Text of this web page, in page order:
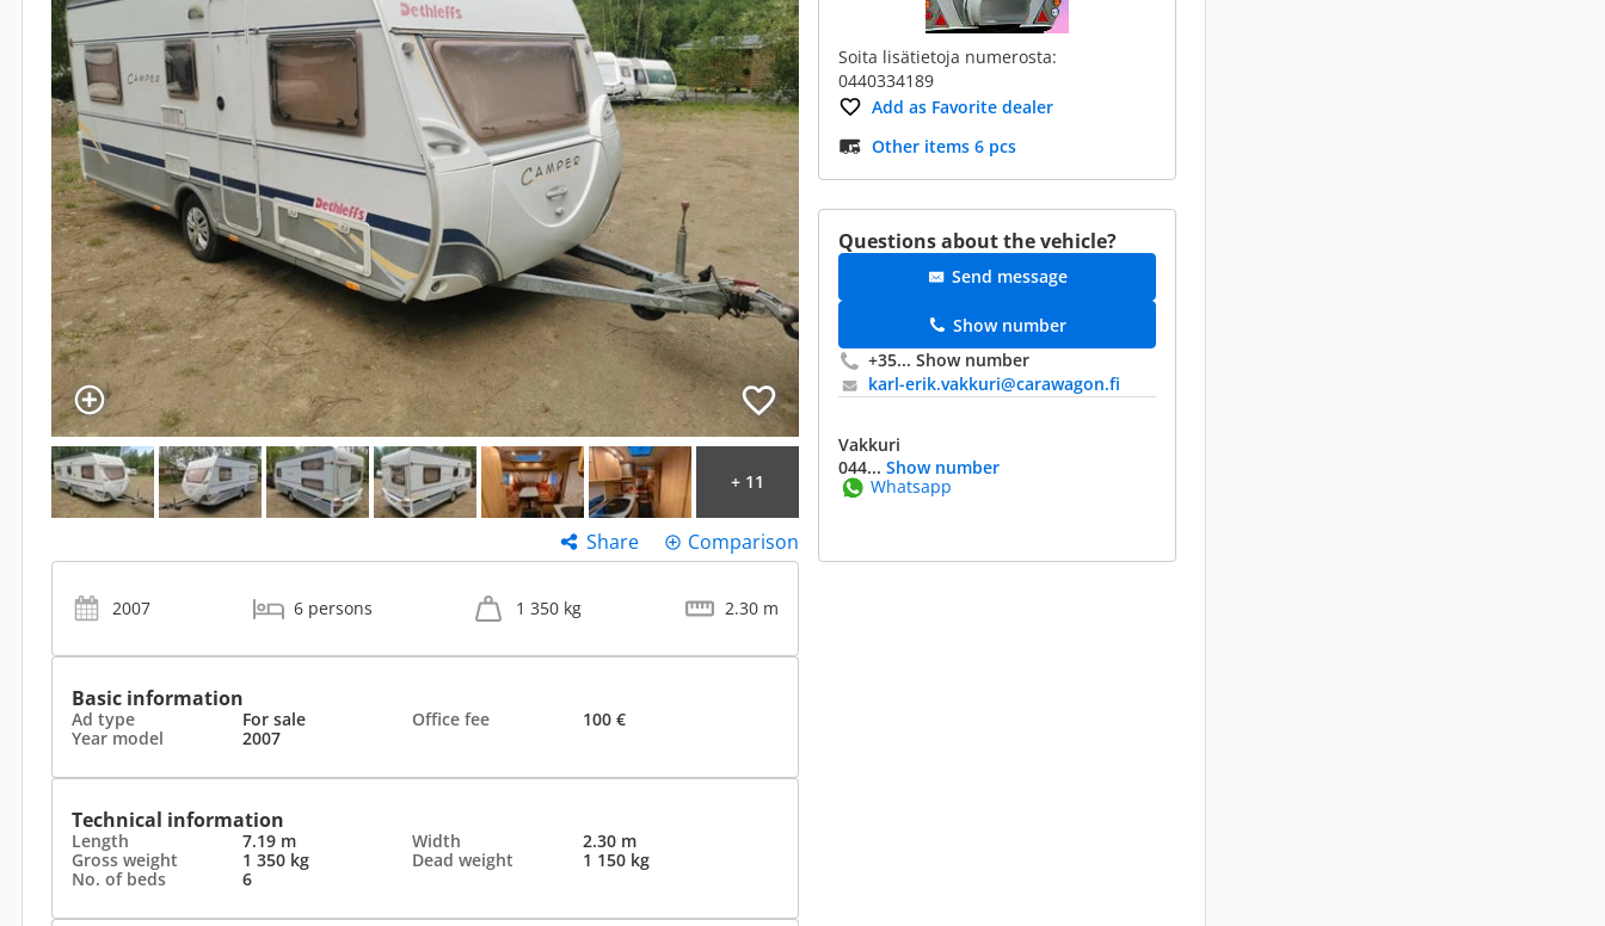
+ 11
Share Comparison
2007 6 persons 1 350 kg 2.30 m
Basic information
Ad type For sale Office fee
100 €
Year model
2007
Technical information
Length 7.19 m Width
2.30 m
Gross weight
1 350 kg Dead weight
1 150 kg
No. of beds
6
Soita lisätietoja numerosta:
0440334189
Add as Favorite dealer
Other items 6 pcs
Questions about the vehicle?
Send message
Show number
+35... Show number
karl-erik.vakkuri@​carawagon.fi
Vakkuri
044... Show number
Whatsapp